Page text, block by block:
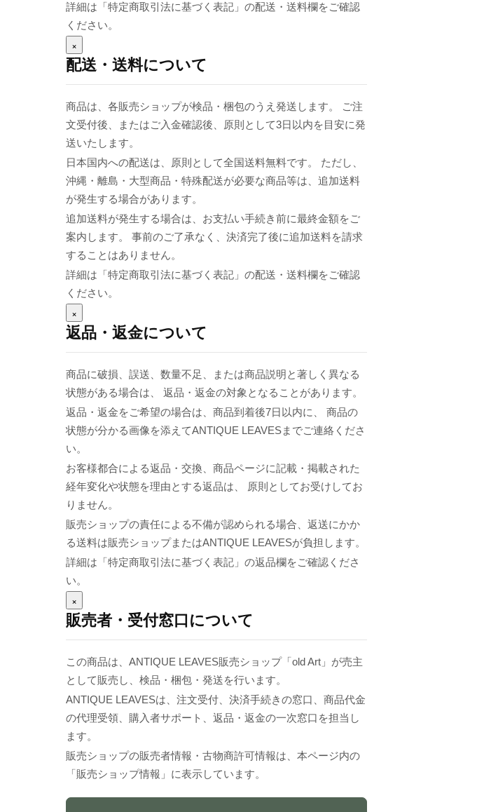
詳細は「特定商取引法に基づく表記」の配送・送料欄をご確認
ください。
×
配送・送料について
商品は、各販売ショップが検品・梱包のうえ発送します。 ご注
文受付後、またはご入金確認後、原則として3日以内を目安に発
送いたします。
日本国内への配送は、原則として全国送料無料です。 ただし、
沖縄・離島・大型商品・特殊配送が必要な商品等は、追加送料
が発生する場合があります。
追加送料が発生する場合は、お支払い手続き前に最終金額をご
案内します。 事前のご了承なく、決済完了後に追加送料を請求
することはありません。
詳細は「特定商取引法に基づく表記」の配送・送料欄をご確認
ください。
×
返品・返金について
商品に破損、誤送、数量不足、または商品説明と著しく異なる
状態がある場合は、 返品・返金の対象となることがあります。
返品・返金をご希望の場合は、商品到着後7日以内に、 商品の
状態が分かる画像を添えてANTIQUE LEAVESまでご連絡くださ
い。
お客様都合による返品・交換、商品ページに記載・掲載された
経年変化や状態を理由とする返品は、 原則としてお受けしてお
りません。
販売ショップの責任による不備が認められる場合、返送にかか
る送料は販売ショップまたはANTIQUE LEAVESが負担します。
詳細は「特定商取引法に基づく表記」の返品欄をご確認くださ
い。
×
販売者・受付窓口について
この商品は、ANTIQUE LEAVES販売ショップ「old Art」が売主
として販売し、検品・梱包・発送を行います。
ANTIQUE LEAVESは、注文受付、決済手続きの窓口、商品代金
の代理受領、購入者サポート、返品・返金の一次窓口を担当し
ます。
販売ショップの販売者情報・古物商許可情報は、本ページ内の
「販売ショップ情報」に表示しています。